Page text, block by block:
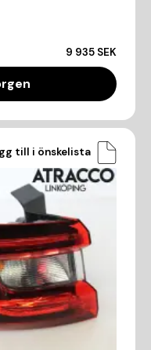
9 935 SEK
till i önskelista